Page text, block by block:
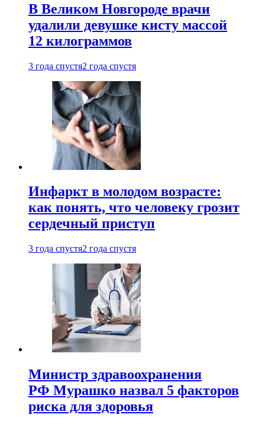
В Великом Новгороде врачи
удалили девушке кисту массой
12 килограммов
3 года спустя2 года спустя
Инфаркт в молодом возрасте:
как понять, что человеку грозит
сердечный приступ
3 года спустя2 года спустя
Министр здравоохранения
РФ Мурашко назвал 5 факторов
риска для здоровья